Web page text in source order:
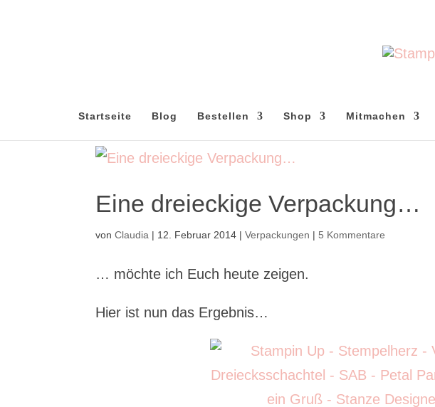
Startseite Blog Bestellen Shop Mitmachen
Eine dreieckige Verpackung…
vonClaudia | 12. Februar 2014 |Verpackungen | 5 Kommentare
… möchte ich Euch heute zeigen.
Hier ist nun das Ergebnis…